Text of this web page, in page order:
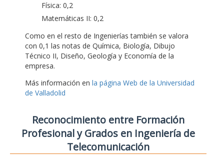
Física: 0,2
Matemáticas II: 0,2
Como en el resto de Ingenierías también se valora
con 0,1 las notas de Química, Biología, Dibujo
Técnico II, Diseño, Geología y Economía de la
empresa.
Más información en la página Web de la Universidad
de Valladolid
Reconocimiento entre Formación
Profesional y Grados en Ingeniería de
Telecomunicación